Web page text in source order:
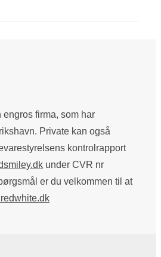
engros firma, som har
Private kan også
kontrolrapport
under CVR nr
er du velkommen til at